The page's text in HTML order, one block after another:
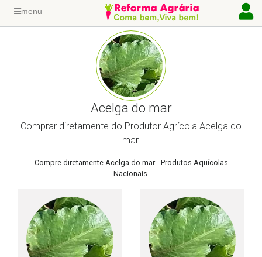
menu
Acelga do mar
Comprar diretamente do Produtor Agrícola Acelga do
mar.
Compre diretamente Acelga do mar - Produtos Aquícolas
Nacionais.